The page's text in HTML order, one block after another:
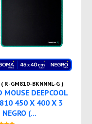
( R-GM810-BKNNNL-G )
MOUSE DEEPCOOL
450 X 400 X 3
(...